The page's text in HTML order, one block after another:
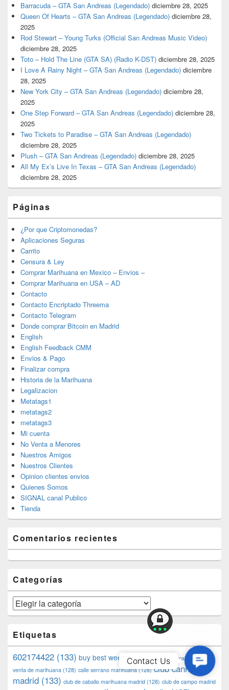
Barracuda – GTA San Andreas (Legendado) diciembre 28, 2025
Queen Of Hearts – GTA San Andreas (Legendado) diciembre 28,
2025
Rod Stewart – Young Turks (Official San Andreas Music Video)
diciembre 28, 2025
Toto – Hold The Line (GTA SA) (Radio K-DST) diciembre 28, 2025
I Love A Rainy Night – GTA San Andreas (Legendado) diciembre
28, 2025
New York City – GTA San Andreas (Legendado) diciembre 28,
2025
One Step Forward – GTA San Andreas (Legendado) diciembre 28,
2025
Two Tickets to Paradise – GTA San Andreas (Legendado)
diciembre 28, 2025
Plush – GTA San Andreas (Legendado) diciembre 28, 2025
All My Ex’s Live In Texas – GTA San Andreas (Legendado)
diciembre 28, 2025
Páginas
¿Por que Criptomonedas?
Aplicaciones Seguras
Carrito
Censura & Ley
Comprar Marihuana en Mexico – Envios –
Comprar Marihuana en USA – AD
Contacto
Contacto Encriptado Threema
Contacto Telegram
Donde comprar Bitcoin en Madrid
English
English Feedback CMM
Envios & Pago
Finalizar compra
Historia de la Marihuana
Legalizacion
Metatags1
metatags2
metatags3
Mi cuenta
No Venta a Menores
Nuestros Amigos
Nuestros Clientes
Opinion clientes envios
Quienes Somos
SIGNAL canal Publico
Tienda
Comentarios recientes
Categorías
Categorías
Etiquetas
602174422 (133) buy best weed in madrid (130)
calle alcala
venta de marihuana (128) calle serrano marihuana (128) club cannabico
madrid (133) club de caballo marihuana madrid (128) club de campo madrid
Us
Contact Us